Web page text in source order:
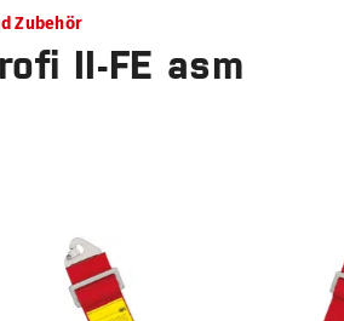
Zubehör
II-FE asm